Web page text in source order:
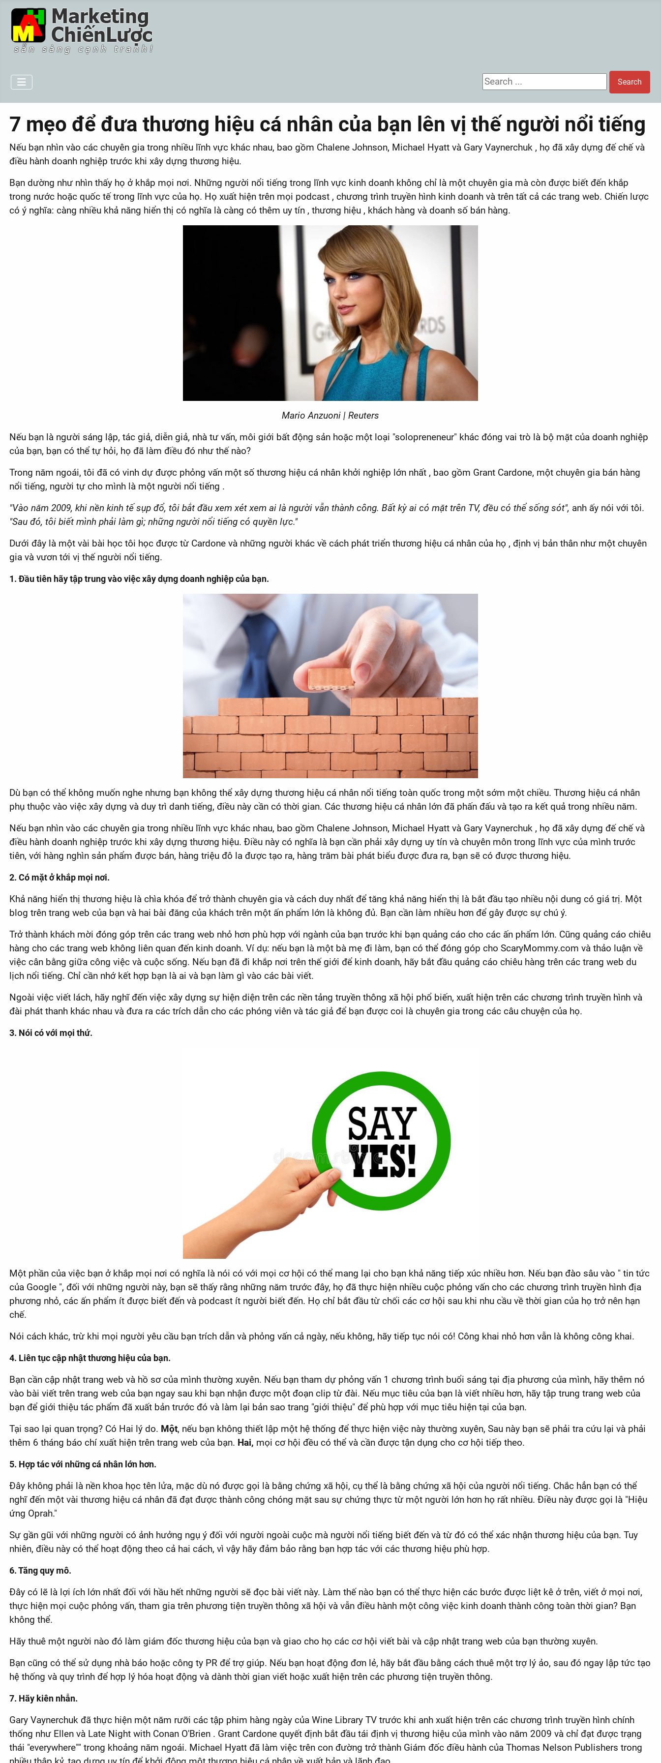
Search ... Search
7 mẹo để đưa thương hiệu cá nhân của bạn lên vị thế người nổi tiếng
Nếu bạn nhìn vào các chuyên gia trong nhiều lĩnh vực khác nhau, bao gồm Chalene Johnson, Michael Hyatt và Gary Vaynerchuk , họ đã xây dựng đế chế và
điều hành doanh nghiệp trước khi xây dựng thương hiệu.
Bạn dường như nhìn thấy họ ở khắp mọi nơi. Những người nổi tiếng trong lĩnh vực kinh doanh không chỉ là một chuyên gia mà còn được biết đến khắp
trong nước hoặc quốc tế trong lĩnh vực của họ. Họ xuất hiện trên mọi podcast , chương trình truyền hình kinh doanh và trên tất cả các trang web. Chiến lược
có ý nghĩa: càng nhiều khả năng hiển thị có nghĩa là càng có thêm uy tín , thương hiệu , khách hàng và doanh số bán hàng.
Mario Anzuoni | Reuters
Nếu bạn là người sáng lập, tác giả, diễn giả, nhà tư vấn, môi giới bất động sản hoặc một loại "solopreneneur" khác đóng vai trò là bộ mặt của doanh nghiệp
của bạn, bạn có thể tự hỏi, họ đã làm điều đó như thế nào?
Trong năm ngoái, tôi đã có vinh dự được phỏng vấn một số thương hiệu cá nhân khởi nghiệp lớn nhất , bao gồm Grant Cardone, một chuyên gia bán hàng
nổi tiếng, người tự cho mình là một người nổi tiếng .
"Vào năm 2009, khi nền kinh tế sụp đổ, tôi bắt đầu xem xét xem ai là người vẫn thành công. Bất kỳ ai có mặt trên TV, đều có thể sống sót", anh ấy nói với tôi.
"Sau đó, tôi biết mình phải làm gì; những người nổi tiếng có quyền lực."
Dưới đây là một vài bài học tôi học được từ Cardone và những người khác về cách phát triển thương hiệu cá nhân của họ , định vị bản thân như một chuyên
gia và vươn tới vị thế người nổi tiếng.
1. Đầu tiên hãy tập trung vào việc xây dựng doanh nghiệp của bạn.
Dù bạn có thể không muốn nghe nhưng bạn không thể xây dựng thương hiệu cá nhân nổi tiếng toàn quốc trong một sớm một chiều. Thương hiệu cá nhân
phụ thuộc vào việc xây dựng và duy trì danh tiếng, điều này cần có thời gian. Các thương hiệu cá nhân lớn đã phấn đấu và tạo ra kết quả trong nhiều năm.
Nếu bạn nhìn vào các chuyên gia trong nhiều lĩnh vực khác nhau, bao gồm Chalene Johnson, Michael Hyatt và Gary Vaynerchuk , họ đã xây dựng đế chế và
điều hành doanh nghiệp trước khi xây dựng thương hiệu. Điều này có nghĩa là bạn cần phải xây dựng uy tín và chuyên môn trong lĩnh vực của mình trước
tiên, với hàng nghìn sản phẩm được bán, hàng triệu đô la được tạo ra, hàng trăm bài phát biểu được đưa ra, bạn sẽ có được thương hiệu.
2. Có mặt ở khắp mọi nơi.
Khả năng hiển thị thương hiệu là chìa khóa để trở thành chuyên gia và cách duy nhất để tăng khả năng hiển thị là bắt đầu tạo nhiều nội dung có giá trị. Một
blog trên trang web của bạn và hai bài đăng của khách trên một ấn phẩm lớn là không đủ. Bạn cần làm nhiều hơn để gây được sự chú ý.
Trở thành khách mời đóng góp trên các trang web nhỏ hơn phù hợp với ngành của bạn trước khi bạn quảng cáo cho các ấn phẩm lớn. Cũng quảng cáo chiêu
hàng cho các trang web không liên quan đến kinh doanh. Ví dụ: nếu bạn là một bà mẹ đi làm, bạn có thể đóng góp cho ScaryMommy.com và thảo luận về
việc cân bằng giữa công việc và cuộc sống. Nếu bạn đã đi khắp nơi trên thế giới để kinh doanh, hãy bắt đầu quảng cáo chiêu hàng trên các trang web du
lịch nổi tiếng. Chỉ cần nhớ kết hợp bạn là ai và bạn làm gì vào các bài viết.
Ngoài việc viết lách, hãy nghĩ đến việc xây dựng sự hiện diện trên các nền tảng truyền thông xã hội phổ biến, xuất hiện trên các chương trình truyền hình và
đài phát thanh khác nhau và đưa ra các trích dẫn cho các phóng viên và tác giả để bạn được coi là chuyên gia trong các câu chuyện của họ.
3. Nói có với mọi thứ.
Một phần của việc bạn ở khắp mọi nơi có nghĩa là nói có với mọi cơ hội có thể mang lại cho bạn khả năng tiếp xúc nhiều hơn. Nếu bạn đào sâu vào " tin tức
của Google ", đối với những người này, bạn sẽ thấy rằng những năm trước đây, họ đã thực hiện nhiều cuộc phỏng vấn cho các chương trình truyền hình địa
phương nhỏ, các ấn phẩm ít được biết đến và podcast ít người biết đến. Họ chỉ bắt đầu từ chối các cơ hội sau khi nhu cầu về thời gian của họ trở nên hạn
chế.
Nói cách khác, trừ khi mọi người yêu cầu bạn trích dẫn và phỏng vấn cả ngày, nếu không, hãy tiếp tục nói có! Công khai nhỏ hơn vẫn là không công khai.
4. Liên tục cập nhật thương hiệu của bạn.
Bạn cần cập nhật trang web và hồ sơ của mình thường xuyên. Nếu bạn tham dự phỏng vấn 1 chương trình buổi sáng tại địa phương của mình, hãy thêm nó
vào bài viết trên trang web của bạn ngay sau khi bạn nhận được một đoạn clip từ đài. Nếu mục tiêu của bạn là viết nhiều hơn, hãy tập trung trang web của
bạn để giới thiệu tác phẩm đã xuất bản trước đó và làm lại bản sao trang "giới thiệu" để phù hợp với mục tiêu hiện tại của bạn.
Tại sao lại quan trọng? Có Hai lý do. Một, nếu bạn không thiết lập một hệ thống để thực hiện việc này thường xuyên, Sau này bạn sẽ phải tra cứu lại và phải
thêm 6 tháng báo chí xuất hiện trên trang web của bạn. Hai, mọi cơ hội đều có thể và cần được tận dụng cho cơ hội tiếp theo.
5. Hợp tác với những cá nhân lớn hơn.
Đây không phải là nền khoa học tên lửa, mặc dù nó được gọi là bằng chứng xã hội, cụ thể là bằng chứng xã hội của người nổi tiếng. Chắc hẳn bạn có thể
nghĩ đến một vài thương hiệu cá nhân đã đạt được thành công chóng mặt sau sự chứng thực từ một người lớn hơn họ rất nhiều. Điều này được gọi là "Hiệu
ứng Oprah."
Sự gần gũi với những người có ảnh hưởng ngụ ý đối với người ngoài cuộc mà người nổi tiếng biết đến và từ đó có thể xác nhận thương hiệu của bạn. Tuy
nhiên, điều này có thể hoạt động theo cả hai cách, vì vậy hãy đảm bảo rằng bạn hợp tác với các thương hiệu phù hợp.
6. Tăng quy mô.
Đây có lẽ là lợi ích lớn nhất đối với hầu hết những người sẽ đọc bài viết này. Làm thế nào bạn có thể thực hiện các bước được liệt kê ở trên, viết ở mọi nơi,
thực hiện mọi cuộc phỏng vấn, tham gia trên phương tiện truyền thông xã hội và vẫn điều hành một công việc kinh doanh thành công toàn thời gian? Bạn
không thể.
Hãy thuê một người nào đó làm giám đốc thương hiệu của bạn và giao cho họ các cơ hội viết bài và cập nhật trang web của bạn thường xuyên.
Bạn cũng có thể sử dụng nhà báo hoặc công ty PR để trợ giúp. Nếu bạn hoạt động đơn lẻ, hãy bắt đầu bằng cách thuê một trợ lý ảo, sau đó ngay lập tức tạo
hệ thống và quy trình để hợp lý hóa hoạt động và dành thời gian viết hoặc xuất hiện trên các phương tiện truyền thông.
7. Hãy kiên nhẫn.
Gary Vaynerchuk đã thực hiện một năm rưỡi các tập phim hàng ngày của Wine Library TV trước khi anh xuất hiện trên các chương trình truyền hình chính
thống như Ellen và Late Night with Conan O'Brien . Grant Cardone quyết định bắt đầu tái định vị thương hiệu của mình vào năm 2009 và chỉ đạt được trạng
thái "everywhere"" trong khoảng năm ngoái. Michael Hyatt đã làm việc trên con đường trở thành Giám đốc điều hành của Thomas Nelson Publishers trong